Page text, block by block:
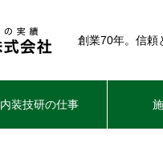
創業70年。信頼
内装技研の仕事